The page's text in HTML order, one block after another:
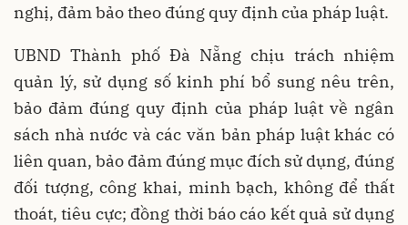
nghị, đảm bảo theo đúng quy định của pháp luật.
UBND Thành phố Đà Nẵng chịu trách nhiệm
quản lý, sử dụng số kinh phí bổ sung nêu trên,
bảo đảm đúng quy định của pháp luật về ngân
sách nhà nước và các văn bản pháp luật khác có
liên quan, bảo đảm đúng mục đích sử dụng, đúng
đối tượng, công khai, minh bạch, không để thất
thoát, tiêu cực; đồng thời báo cáo kết quả sử dụng